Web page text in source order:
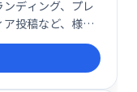
ディング、プレ
投稿など、様々
を表現し、デザイ